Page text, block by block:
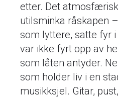
etter. Det
utilsminka råskapen
som lyttere, satte fyr
var ikke fyrt opp av
som låten antyder.
som holder liv i en
musikksjel. Gitar,